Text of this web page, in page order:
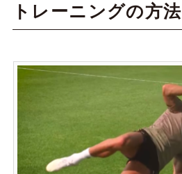
トレーニングの方法